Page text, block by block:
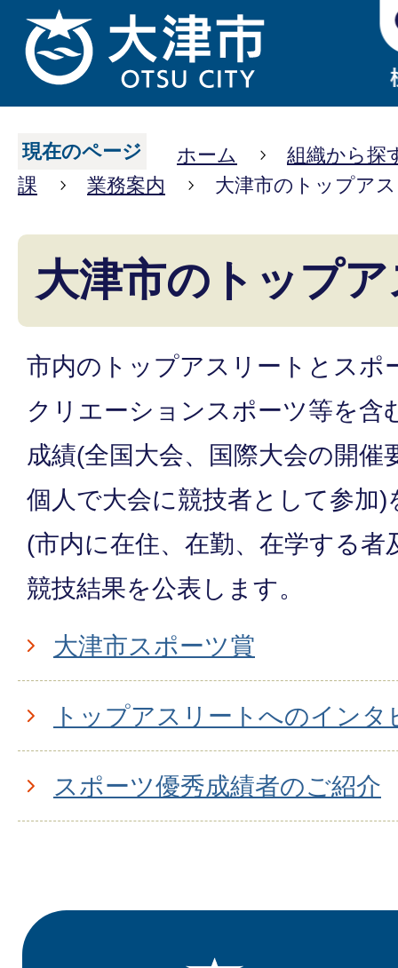
現在のページ ホーム
組織から探
課
業務案内 大津市のトップア
大津市のトップ
市内のトップアスリートとスポ
クリエーションスポーツ等を含
成績(全国大会、国際大会の開催
個人で大会に競技者として参加
(市内に在住、在勤、在学する者
競技結果を公表します。
大津市スポーツ賞
トップアスリートへのインタ
スポーツ優秀成績者のご紹介